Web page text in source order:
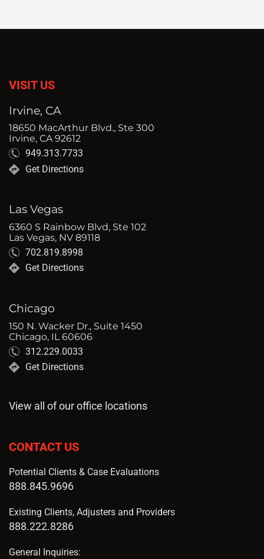
VISIT US
Irvine, CA
18650 MacArthur Blvd., Ste 300
Irvine, CA 92612
949.313.7733
Get Directions
Las Vegas
6360 S Rainbow Blvd, Ste 102
Las Vegas, NV 89118
702.819.8998
Get Directions
Chicago
150 N. Wacker Dr., Suite 1450
Chicago, IL 60606
312.229.0033
Get Directions
View all of our office locations
CONTACT US
Potential Clients & Case Evaluations
888.845.9696
Existing Clients, Adjusters and Providers
888.222.8286
General Inquiries: